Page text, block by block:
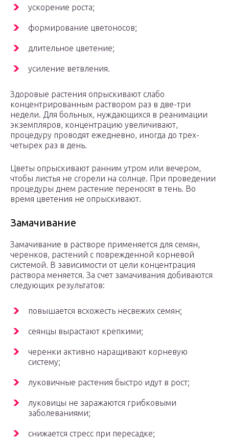
ускорение роста;
формирование цветоносов;
длительное цветение;
усиление ветвления.
Здоровые растения опрыскивают слабо
концентрированным раствором раз в две-три
недели. Для больных, нуждающихся в реанимации
экземпляров, концентрацию увеличивают,
процедуру проводят ежедневно, иногда до трех-
четырех раз в день.
Цветы опрыскивают ранним утром или вечером,
чтобы листья не сгорели на солнце. При проведении
процедуры днем растение переносят в тень. Во
время цветения не опрыскивают.
Замачивание
Замачивание в растворе применяется для семян,
черенков, растений с поврежденной корневой
системой. В зависимости от цели концентрация
раствора меняется. За счет замачивания добиваются
следующих результатов:
повышается всхожесть несвежих семян;
сеянцы вырастают крепкими;
черенки активно наращивают корневую
систему;
луковичные растения быстро идут в рост;
луковицы не заражаются грибковыми
заболеваниями;
снижается стресс при пересадке;